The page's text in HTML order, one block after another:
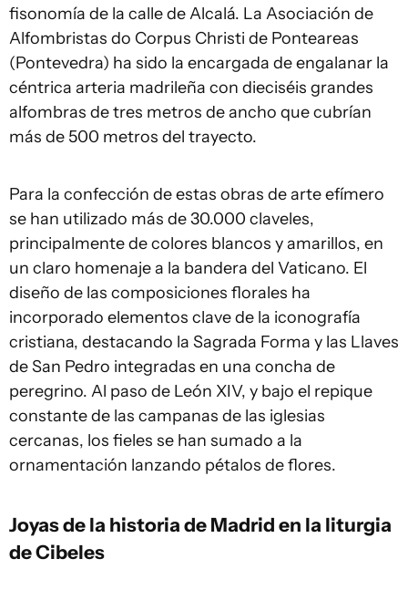
fisonomía de la calle de Alcalá. La Asociación de
Alfombristas do Corpus Christi de Ponteareas
(Pontevedra) ha sido la encargada de engalanar la
céntrica arteria madrileña con dieciséis grandes
alfombras de tres metros de ancho que cubrían
más de 500 metros del trayecto.
Para la confección de estas obras de arte efímero
se han utilizado más de 30.000 claveles,
principalmente de colores blancos y amarillos, en
un claro homenaje a la bandera del Vaticano. El
diseño de las composiciones florales ha
incorporado elementos clave de la iconografía
cristiana, destacando la Sagrada Forma y las Llaves
de San Pedro integradas en una concha de
peregrino. Al paso de León XIV, y bajo el repique
constante de las campanas de las iglesias
cercanas, los fieles se han sumado a la
ornamentación lanzando pétalos de flores.
Joyas de la historia de Madrid en la liturgia
de Cibeles